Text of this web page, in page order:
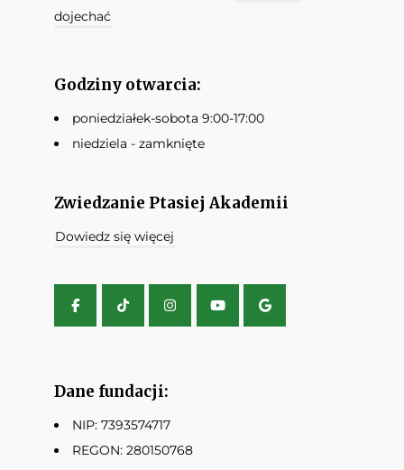
dojechać
Godziny otwarcia:
poniedziałek-sobota 9:00-17:00
niedziela - zamknięte
Zwiedzanie Ptasiej Akademii
Dowiedz się więcej
Dane fundacji:
NIP: 7393574717
REGON: 280150768